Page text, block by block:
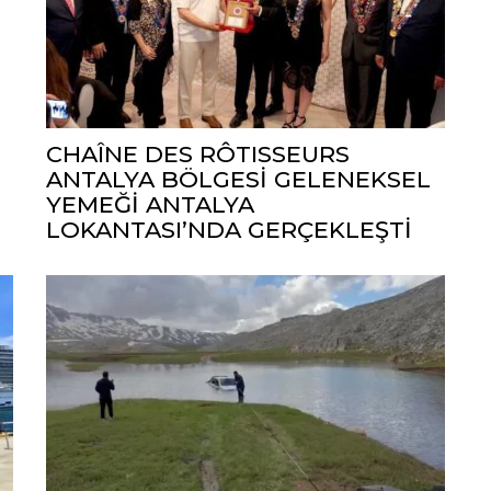
CHAÎNE DES RÔTISSEURS
ANTALYA BÖLGESİ GELENEKSEL
YEMEĞİ ANTALYA
LOKANTASI’NDA GERÇEKLEŞTİ